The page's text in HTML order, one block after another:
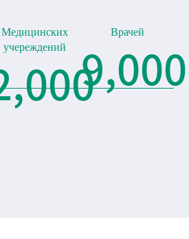
Медицинских
учереждений
Врачей
9,000